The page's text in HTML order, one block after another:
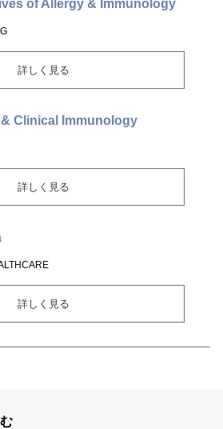
of Allergy & Immunology
詳しく見る
Clinical Immunology
詳しく見る
詳しく見る